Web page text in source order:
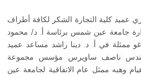
عميد كلية التجارة الشكر لكافة أطراف
جامعة عين شمس برئاسة أ. د/ محمود
ممثلة في أ. د. دينا راشد مساعد عميد
ناصف ساويرس مؤسس مجموعة
وهبه ممثل عام الاتفاقية لجامعة عين